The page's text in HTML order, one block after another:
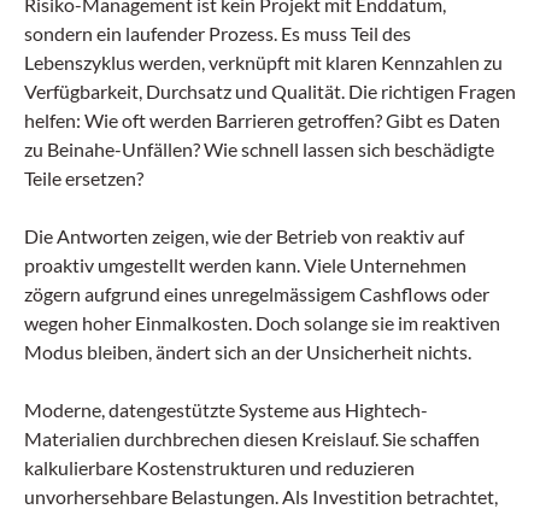
sondern ein laufender Prozess. Es muss Teil des
Lebenszyklus werden, verknüpft mit klaren Kennzahlen zu
Verfügbarkeit, Durchsatz und Qualität. Die richtigen Fragen
helfen: Wie oft werden Barrieren getroffen? Gibt es Daten
zu Beinahe-Unfällen? Wie schnell lassen sich beschädigte
Teile ersetzen?
Die Antworten zeigen, wie der Betrieb von reaktiv auf
proaktiv umgestellt werden kann. Viele Unternehmen
zögern aufgrund eines unregelmässigem Cashflows oder
wegen hoher Einmalkosten. Doch solange sie im reaktiven
Modus bleiben, ändert sich an der Unsicherheit nichts.
Moderne, datengestützte Systeme aus Hightech-
Materialien durchbrechen diesen Kreislauf. Sie schaffen
kalkulierbare Kostenstrukturen und reduzieren
unvorhersehbare Belastungen. Als Investition betrachtet,